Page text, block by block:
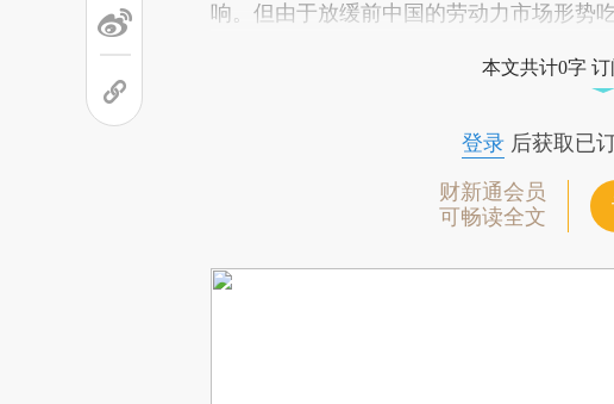
响。但由于放缓前中国的劳动力市场形势
本文共计0字
登录后获取已
财新通会员
可畅读全文